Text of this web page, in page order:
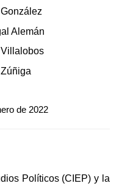
Alemán
de 2022
Políticos (CIEP) y la